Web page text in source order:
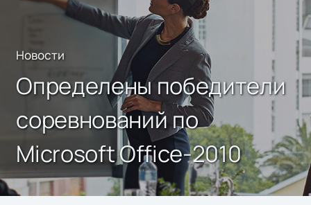
Новости
Определены победители
соревнований по
Microsoft Office-2010